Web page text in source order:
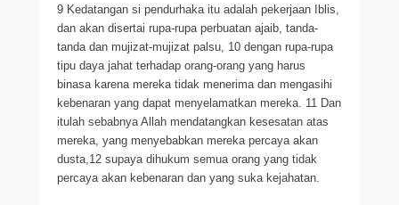
9 Kedatangan si pendurhaka itu adalah pekerjaan Iblis,
dan akan disertai rupa-rupa perbuatan ajaib, tanda-
tanda dan mujizat-mujizat palsu, 10 dengan rupa-rupa
tipu daya jahat terhadap orang-orang yang harus
binasa karena mereka tidak menerima dan mengasihi
kebenaran yang dapat menyelamatkan mereka. 11 Dan
itulah sebabnya Allah mendatangkan kesesatan atas
mereka, yang menyebabkan mereka percaya akan
dusta,12 supaya dihukum semua orang yang tidak
percaya akan kebenaran dan yang suka kejahatan.